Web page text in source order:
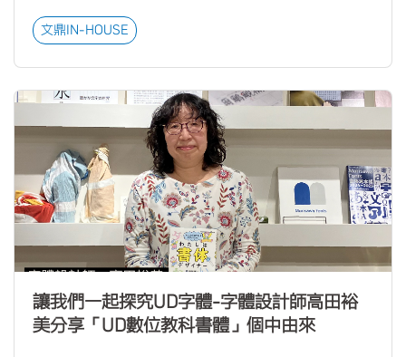
文鼎IN-HOUSE
讓我們一起探究UD字體-字體設計師高田裕
美分享「UD數位教科書體」個中由來